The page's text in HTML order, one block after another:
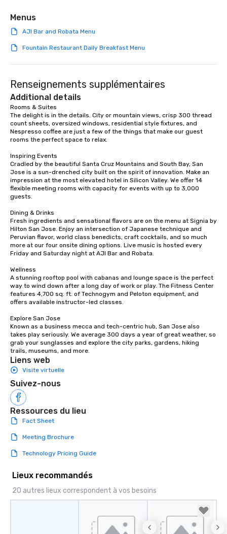
Menus
AJI Bar and Robata Menu
Fountain Restaurant Daily Breakfast Menu
Renseignements supplémentaires
Additional details
Rooms & Suites
The delight is in the details. City or mountain views, crisp 300 thread
count sheets, oversized windows, residential style fixtures, and
Nespresso coffee are just a few of the things that make our guest
rooms the perfect space to relax.
Inspiring Events
Cradled by the beautiful Santa Cruz Mountains and South Bay, San
Jose is a sun-drenched city built on the spirit of innovation. Make an
impression at the most elevated hotel in Silicon Valley. We offer 14
flexible meeting rooms with capacity for events with up to 3,000
guests.
Dining & Drinks
Fresh ingredients and sensational flavors are on the menu at Signia by
Hilton San Jose. Enjoy an intersection of Japanese technique and
Peruvian flavor, world class benedicts, craft cocktails, and so much
more at our four onsite dining options. Live music is hosted every
Friday and Saturday night at AJI Bar and Robata.
Wellness
A stunning rooftop pool with cabanas and lounge space is the perfect
way to wind down after a long day of work or play. The Fitness Center
features 4,700 sq. ft. of Technogym and Peloton equipment, and
offers available instructor-led classes.
Explore San Jose
Known as a business mecca and tech-centric hub, San Jose also
takes play seriously. We average 300 days a year of great weather, so
grab your sunglasses and explore the city parks, gardens, hiking
trails, museums, and more.
Liens web
Visite virtuelle
Suivez-nous
Ressources du lieu
Fact Sheet
Meeting Brochure
Technology Pricing Guide
Lieux recommandés
20 autres lieux correspondent à vos besoins